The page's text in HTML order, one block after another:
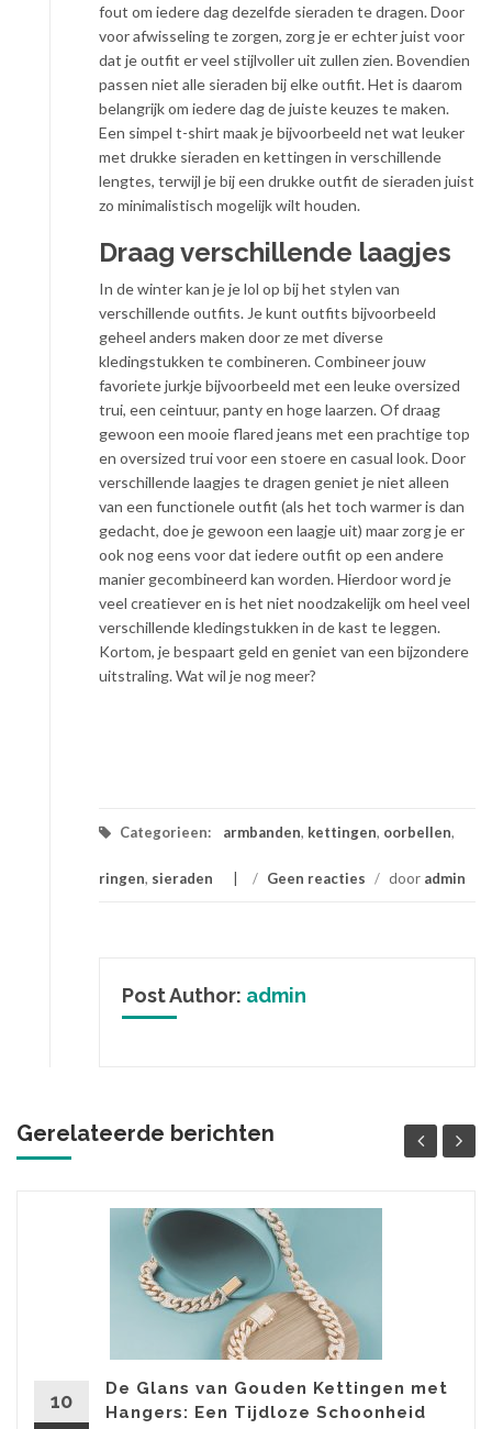
fout om iedere dag dezelfde sieraden te dragen. Door
voor afwisseling te zorgen, zorg je er echter juist voor
dat je outfit er veel stijlvoller uit zullen zien. Bovendien
passen niet alle sieraden bij elke outfit. Het is daarom
belangrijk om iedere dag de juiste keuzes te maken.
Een simpel t-shirt maak je bijvoorbeeld net wat leuker
met drukke sieraden en kettingen in verschillende
lengtes, terwijl je bij een drukke outfit de sieraden juist
zo minimalistisch mogelijk wilt houden.
Draag verschillende laagjes
In de winter kan je je lol op bij het stylen van
verschillende outfits. Je kunt outfits bijvoorbeeld
geheel anders maken door ze met diverse
kledingstukken te combineren. Combineer jouw
favoriete jurkje bijvoorbeeld met een leuke oversized
trui, een ceintuur, panty en hoge laarzen. Of draag
gewoon een mooie flared jeans met een prachtige top
en oversized trui voor een stoere en casual look. Door
verschillende laagjes te dragen geniet je niet alleen
van een functionele outfit (als het toch warmer is dan
gedacht, doe je gewoon een laagje uit) maar zorg je er
ook nog eens voor dat iedere outfit op een andere
manier gecombineerd kan worden. Hierdoor word je
veel creatiever en is het niet noodzakelijk om heel veel
verschillende kledingstukken in de kast te leggen.
Kortom, je bespaart geld en geniet van een bijzondere
uitstraling. Wat wil je nog meer?
Categorieen: armbanden, kettingen, oorbellen,
ringen, sieraden / Geen reacties / door admin
Post Author: admin
Gerelateerde berichten
10
De Glans van Gouden Kettingen met
Hangers: Een Tijdloze Schoonheid